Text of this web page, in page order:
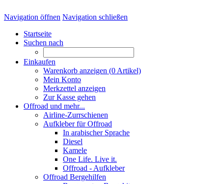
Navigation öffnen Navigation schließen
Startseite
Suchen nach
Einkaufen
Warenkorb anzeigen (0 Artikel)
Mein Konto
Merkzettel anzeigen
Zur Kasse gehen
Offroad und mehr...
Airline-Zurrschienen
Aufkleber für Offroad
In arabischer Sprache
Diesel
Kamele
One Life. Live it.
Offroad - Aufkleber
Offroad Bergehilfen